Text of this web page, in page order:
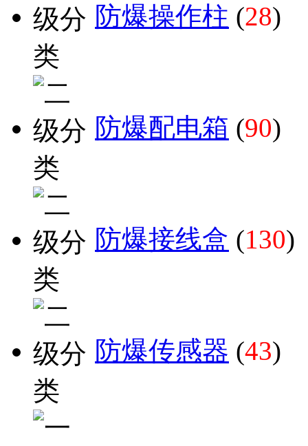
防爆操作柱 (28)
防爆配电箱 (90)
防爆接线盒 (130)
防爆传感器 (43)